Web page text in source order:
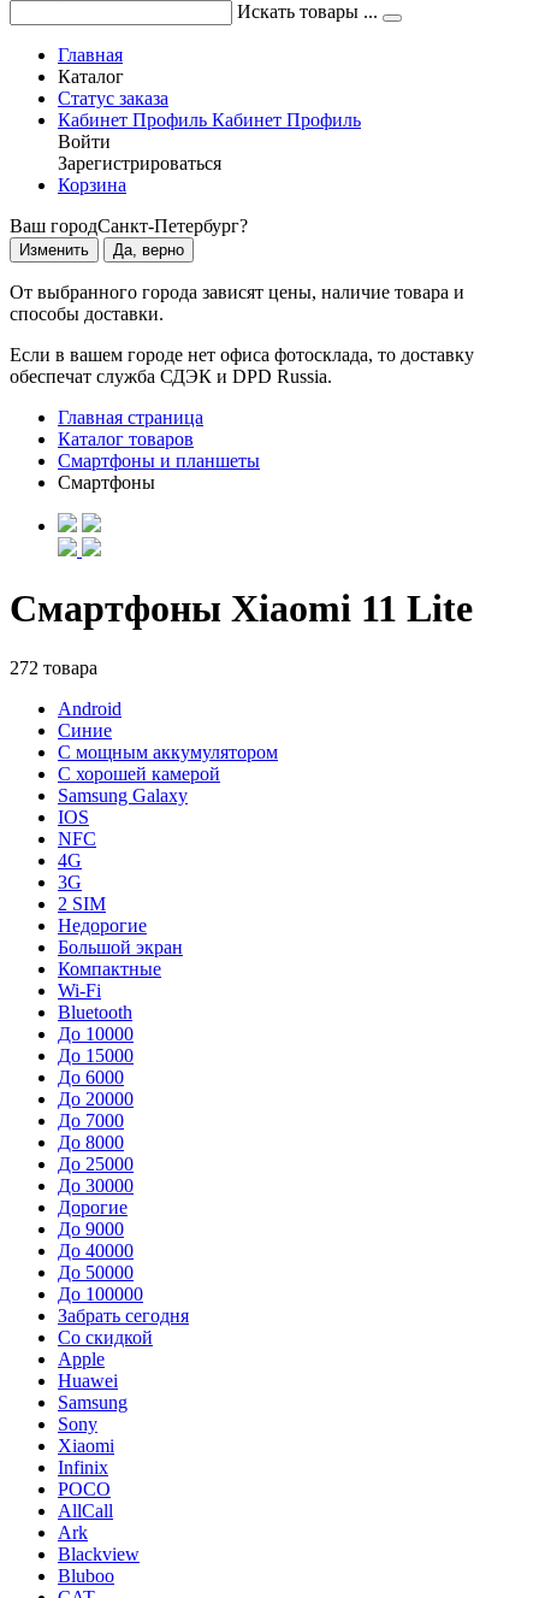
Искать товары ...
Главная
Каталог
Статус заказа
Кабинет Профиль Кабинет Профиль
Войти
Зарегистрироваться
Корзина
Ваш городСанкт-Петербург?
Изменить Да, верно
От выбранного города зависят цены, наличие товара и
способы доставки.
Если в вашем городе нет офиса фотосклада, то доставку
обеспечат служба СДЭК и DPD Russia.
Главная страница
Каталог товаров
Смартфоны и планшеты
Смартфоны
Смартфоны Xiaomi 11 Lite
272 товара
Android
Синие
С мощным аккумулятором
С хорошей камерой
Samsung Galaxy
IOS
NFC
4G
3G
2 SIM
Недорогие
Большой экран
Компактные
Wi-Fi
Bluetooth
До 10000
До 15000
До 6000
До 20000
До 7000
До 8000
До 25000
До 30000
Дорогие
До 9000
До 40000
До 50000
До 100000
Забрать сегодня
Со скидкой
Apple
Huawei
Samsung
Sony
Xiaomi
Infinix
POCO
AllCall
Ark
Blackview
Bluboo